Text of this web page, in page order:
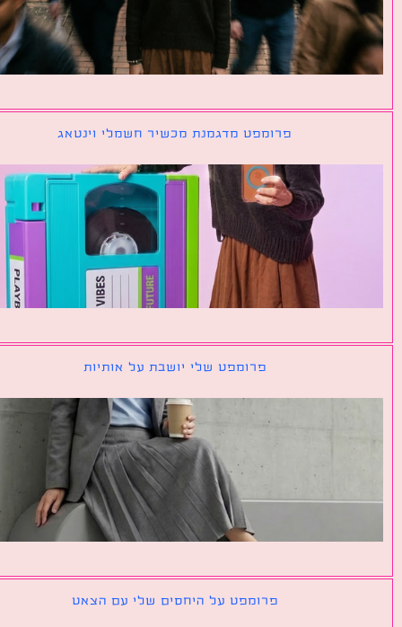
פרומפט מדגמנת מכשיר חשמלי וינטאג
פרומפט שלי יושבת על אותיות
פרומפט על היחסים שלי עם הצאט